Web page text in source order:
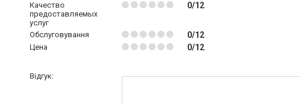
Качество
предоставляемых
услуг
0/12
Обслуговування 0/12
Цена 0/12
Відгук: